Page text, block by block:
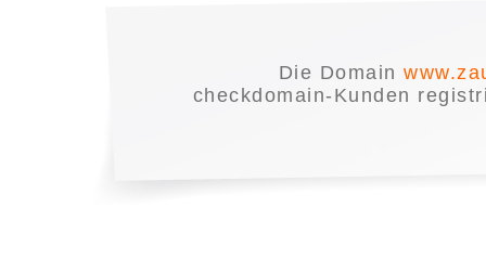
Die Domain
checkdomain-Kunden